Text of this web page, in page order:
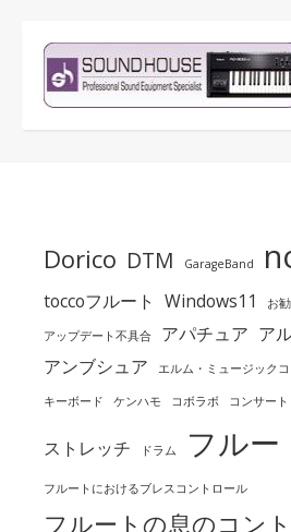
Dorico DTM GarageBand
toccoフルート Windows11 お
アップデート不具合 アパチュア ア
アンブシュア
エルム・ミュージック
キーボード ケンハモ コボラボ コンサート
ストレッチ ドラム フルー
フルートにおけるブレスコントロール
フルートの息のコン